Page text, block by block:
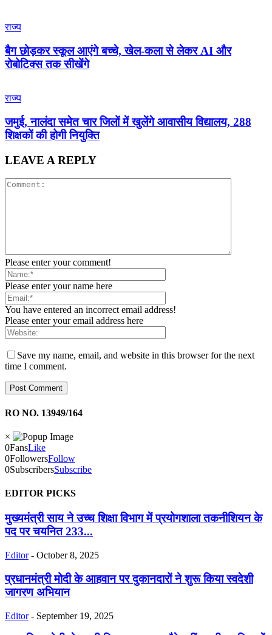
राज्य
बैग छोड़कर स्कूल आएंगे बच्चे, खेल-कला से लेकर AI और
रोबोटिक्स तक सीखेंगे
राज्य
जमुई, नालंदा समेत चार जिलों में खुलेंगे आवासीय विद्यालय, 288
शिक्षकों की होगी नियुक्ति
LEAVE A REPLY
Please enter your comment!
Please enter your name here
You have entered an incorrect email address!
Please enter your email address here
Save my name, email, and website in this browser for the next
time I comment.
RO NO. 13949/164
×
0FansLike
0FollowersFollow
0SubscribersSubscribe
EDITOR PICKS
मुख्यमंत्री साय ने उच्च शिक्षा विभाग में प्रयोगशाला तकनीशियन के
पद पर चयनित 233...
Editor - October 8, 2025
प्रधानमंत्री मोदी के आहवान पर दुकानदारों ने शुरू किया स्वदेशी
जागरण अभियान
Editor - September 19, 2025